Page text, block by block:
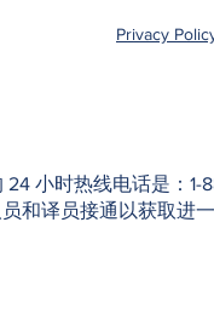
Privacy
小时热线电话是：
和译员接通以获取进